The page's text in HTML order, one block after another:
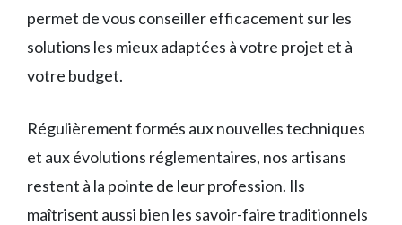
permet de vous conseiller efficacement sur les
solutions les mieux adaptées à votre projet et à
votre budget.
Régulièrement formés aux nouvelles techniques
et aux évolutions réglementaires, nos artisans
restent à la pointe de leur profession. Ils
maîtrisent aussi bien les savoir-faire traditionnels